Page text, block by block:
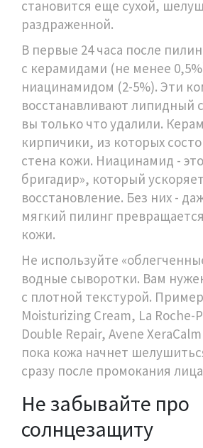
становится еще сухой,
раздраженной.
В первые 24 часа после
с керамидами (не менее
ниацинамидом (2-5%). Эти
восстанавливают липидный
вы только что удалили.
кирпичики, из которых
стена кожи. Ниацинамид -
бригадир», который ускоряет
восстановление. Без них -
мягкий пилинг
кожи.
Не используйте
водные сыворотки. Вам
с плотной текстурой.
Moisturizing Cream, La Roche-
Double Repair, Avene
пока кожа начнет
сразу после промокания
Не забывайте про
солнцезащиту